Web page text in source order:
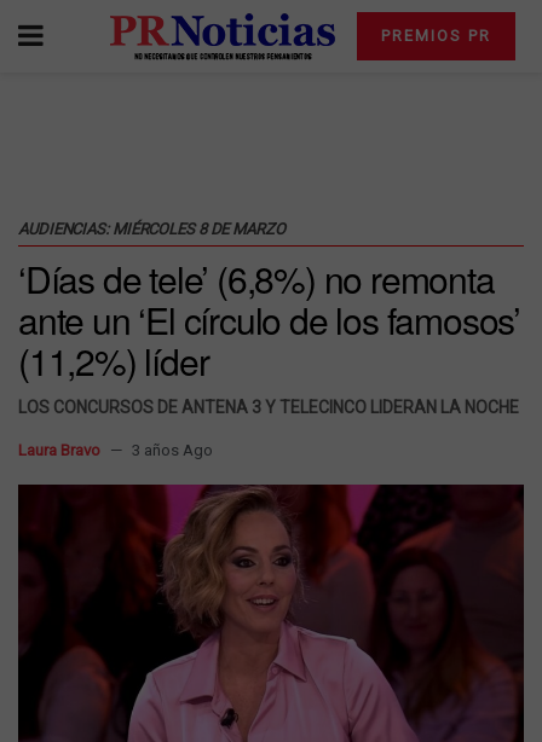
PREMIOS PR
AUDIENCIAS: MIÉRCOLES 8 DE MARZO
‘Días de tele’ (6,8%) no remonta
ante un ‘El círculo de los famosos’
(11,2%) líder
LOS CONCURSOS DE ANTENA 3 Y TELECINCO LIDERAN LA NOCHE
Laura Bravo 3 años Ago